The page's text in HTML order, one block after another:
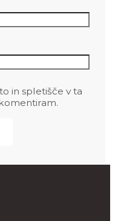
in spletišče v ta